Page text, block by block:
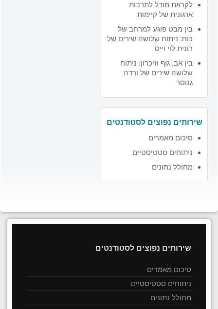
לקראת מודל לתרבות
ארגונית של קיימות
בין מבט פוגע למרחב של
כוח: ניתוח שלושה שירים של
רונית לוי וייס
בין אב, גוף וזיכרון: ניתוח
שלושה שירים של ורדה
גנוסר
שירותים נפוצים לסטודנטים
סיכום מאמרים
ניתוחים סטטיסטיים
מחולל נתונים
שירותים נפוצים לסטודנטים
סיכום מאמרים
ניתוחים סטטיסטיים
מחולל נתונים